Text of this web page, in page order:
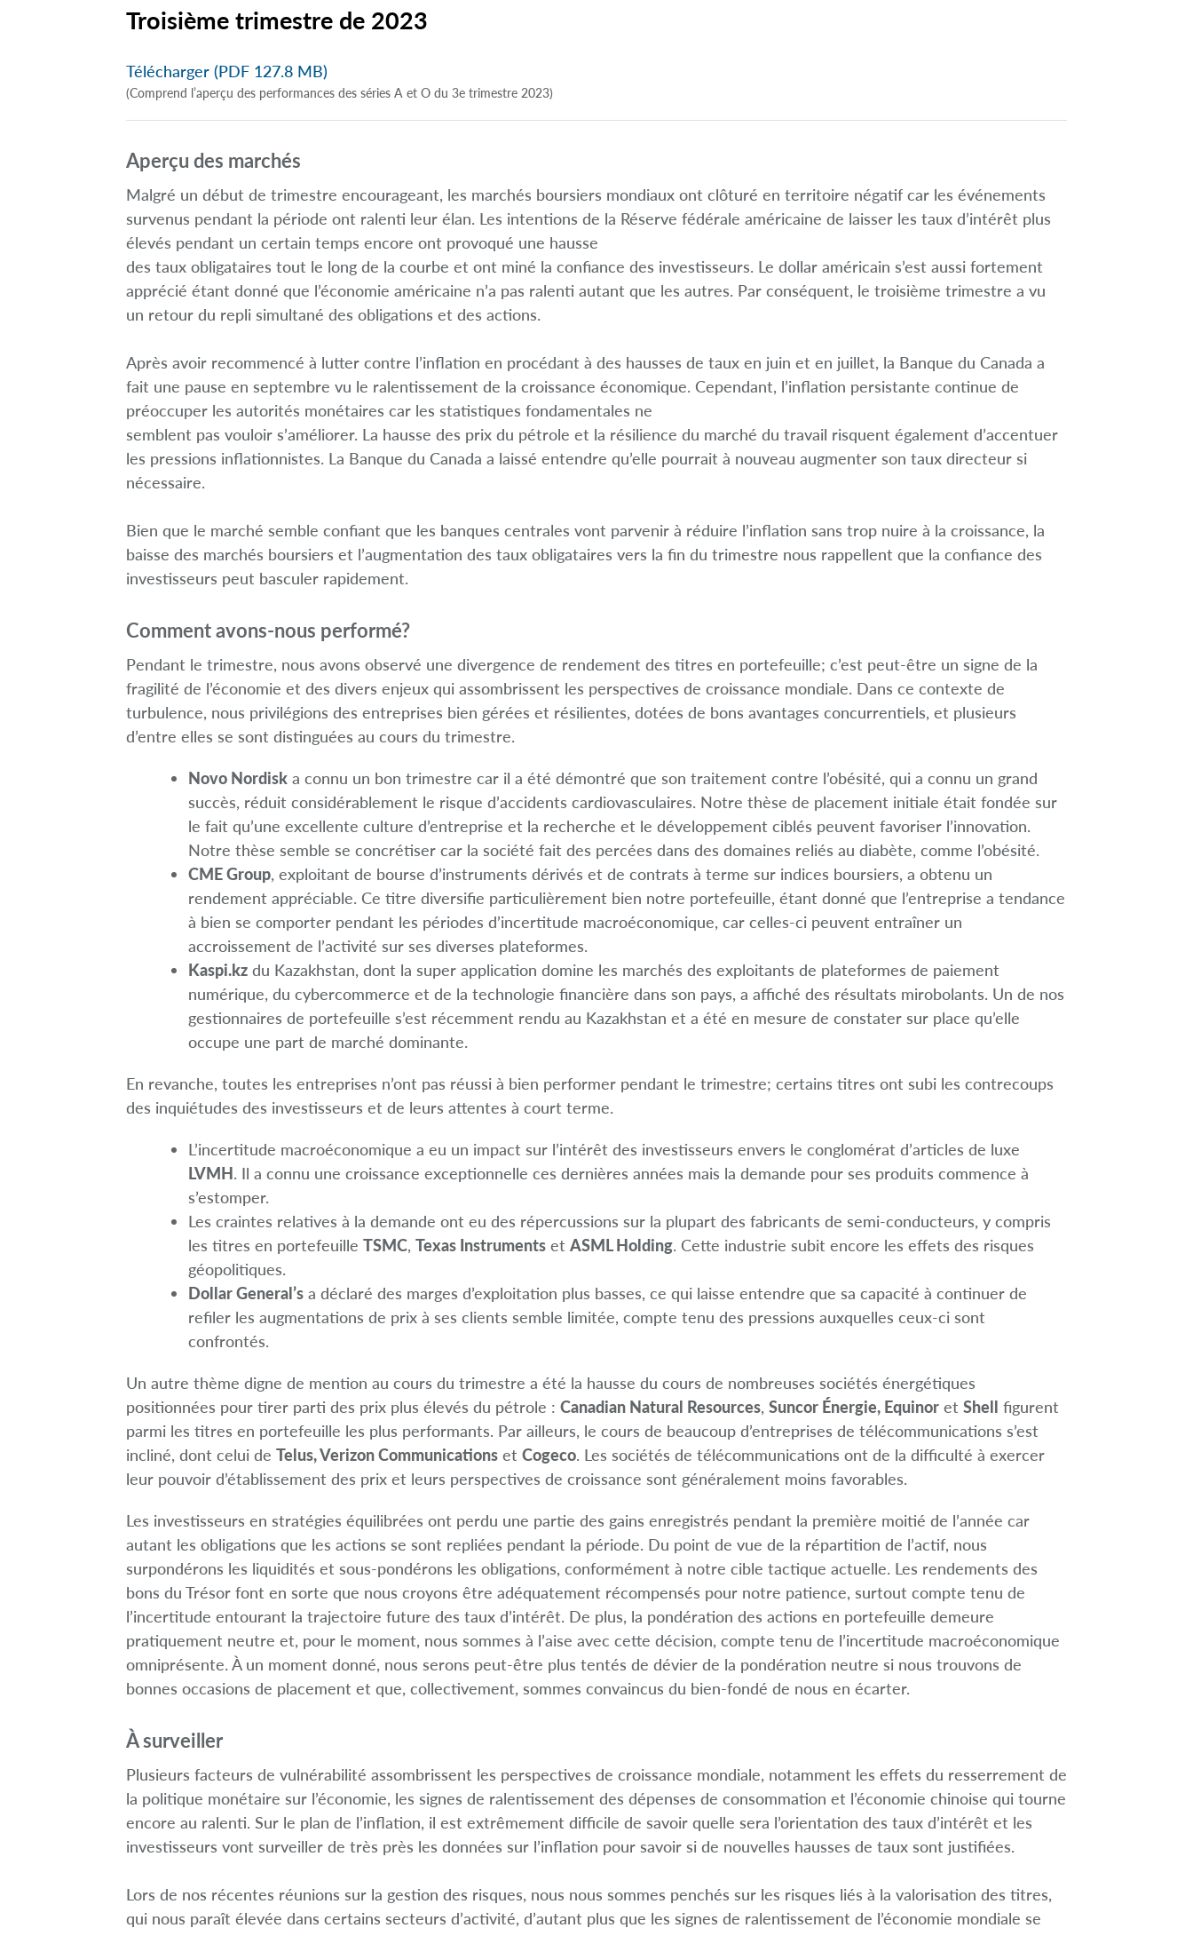
Troisième trimestre de 2023
Télécharger (PDF 127.8 MB)
(Comprend l’aperçu des performances des séries A et O du 3e trimestre 2023)
Aperçu des marchés
Malgré un début de trimestre encourageant, les marchés boursiers mondiaux ont clôturé en territoire négatif car les événements
survenus pendant la période ont ralenti leur élan. Les intentions de la Réserve fédérale américaine de laisser les taux d’intérêt plus
élevés pendant un certain temps encore ont provoqué une hausse
des taux obligataires tout le long de la courbe et ont miné la confiance des investisseurs. Le dollar américain s’est aussi fortement
apprécié étant donné que l’économie américaine n’a pas ralenti autant que les autres. Par conséquent, le troisième trimestre a vu
un retour du repli simultané des obligations et des actions.
Après avoir recommencé à lutter contre l’inflation en procédant à des hausses de taux en juin et en juillet, la Banque du Canada a
fait une pause en septembre vu le ralentissement de la croissance économique. Cependant, l’inflation persistante continue de
préoccuper les autorités monétaires car les statistiques fondamentales ne
semblent pas vouloir s’améliorer. La hausse des prix du pétrole et la résilience du marché du travail risquent également d’accentuer
les pressions inflationnistes. La Banque du Canada a laissé entendre qu’elle pourrait à nouveau augmenter son taux directeur si
nécessaire.
Bien que le marché semble confiant que les banques centrales vont parvenir à réduire l’inflation sans trop nuire à la croissance, la
baisse des marchés boursiers et l’augmentation des taux obligataires vers la fin du trimestre nous rappellent que la confiance des
investisseurs peut basculer rapidement.
Comment avons-nous performé?
Pendant le trimestre, nous avons observé une divergence de rendement des titres en portefeuille; c’est peut-être un signe de la
fragilité de l’économie et des divers enjeux qui assombrissent les perspectives de croissance mondiale. Dans ce contexte de
turbulence, nous privilégions des entreprises bien gérées et résilientes, dotées de bons avantages concurrentiels, et plusieurs
d’entre elles se sont distinguées au cours du trimestre.
Novo Nordisk a connu un bon trimestre car il a été démontré que son traitement contre l’obésité, qui a connu un grand
succès, réduit considérablement le risque d’accidents cardiovasculaires. Notre thèse de placement initiale était fondée sur
le fait qu’une excellente culture d’entreprise et la recherche et le développement ciblés peuvent favoriser l’innovation.
Notre thèse semble se concrétiser car la société fait des percées dans des domaines reliés au diabète, comme l’obésité.
CME Group, exploitant de bourse d’instruments dérivés et de contrats à terme sur indices boursiers, a obtenu un
rendement appréciable. Ce titre diversifie particulièrement bien notre portefeuille, étant donné que l’entreprise a tendance
à bien se comporter pendant les périodes d’incertitude macroéconomique, car celles-ci peuvent entraîner un
accroissement de l’activité sur ses diverses plateformes.
Kaspi.kz du Kazakhstan, dont la super application domine les marchés des exploitants de plateformes de paiement
numérique, du cybercommerce et de la technologie financière dans son pays, a affiché des résultats mirobolants. Un de nos
gestionnaires de portefeuille s’est récemment rendu au Kazakhstan et a été en mesure de constater sur place qu’elle
occupe une part de marché dominante.
En revanche, toutes les entreprises n’ont pas réussi à bien performer pendant le trimestre; certains titres ont subi les contrecoups
des inquiétudes des investisseurs et de leurs attentes à court terme.
L’incertitude macroéconomique a eu un impact sur l’intérêt des investisseurs envers le conglomérat d’articles de luxe
LVMH. Il a connu une croissance exceptionnelle ces dernières années mais la demande pour ses produits commence à
s’estomper.
Les craintes relatives à la demande ont eu des répercussions sur la plupart des fabricants de semi-conducteurs, y compris
les titres en portefeuille TSMC, Texas Instruments et ASML Holding. Cette industrie subit encore les effets des risques
géopolitiques.
Dollar General’s a déclaré des marges d’exploitation plus basses, ce qui laisse entendre que sa capacité à continuer de
refiler les augmentations de prix à ses clients semble limitée, compte tenu des pressions auxquelles ceux-ci sont
confrontés.
Un autre thème digne de mention au cours du trimestre a été la hausse du cours de nombreuses sociétés énergétiques
positionnées pour tirer parti des prix plus élevés du pétrole : Canadian Natural Resources, Suncor Énergie, Equinor et Shell figurent
parmi les titres en portefeuille les plus performants. Par ailleurs, le cours de beaucoup d’entreprises de télécommunications s’est
incliné, dont celui de Telus, Verizon Communications et Cogeco. Les sociétés de télécommunications ont de la difficulté à exercer
leur pouvoir d’établissement des prix et leurs perspectives de croissance sont généralement moins favorables.
Les investisseurs en stratégies équilibrées ont perdu une partie des gains enregistrés pendant la première moitié de l’année car
autant les obligations que les actions se sont repliées pendant la période. Du point de vue de la répartition de l’actif, nous
surpondérons les liquidités et sous-pondérons les obligations, conformément à notre cible tactique actuelle. Les rendements des
bons du Trésor font en sorte que nous croyons être adéquatement récompensés pour notre patience, surtout compte tenu de
l’incertitude entourant la trajectoire future des taux d’intérêt. De plus, la pondération des actions en portefeuille demeure
pratiquement neutre et, pour le moment, nous sommes à l’aise avec cette décision, compte tenu de l’incertitude macroéconomique
omniprésente. À un moment donné, nous serons peut-être plus tentés de dévier de la pondération neutre si nous trouvons de
bonnes occasions de placement et que, collectivement, sommes convaincus du bien-fondé de nous en écarter.
À surveiller
Plusieurs facteurs de vulnérabilité assombrissent les perspectives de croissance mondiale, notamment les effets du resserrement de
la politique monétaire sur l’économie, les signes de ralentissement des dépenses de consommation et l’économie chinoise qui tourne
encore au ralenti. Sur le plan de l’inflation, il est extrêmement difficile de savoir quelle sera l’orientation des taux d’intérêt et les
investisseurs vont surveiller de très près les données sur l’inflation pour savoir si de nouvelles hausses de taux sont justifiées.
Lors de nos récentes réunions sur la gestion des risques, nous nous sommes penchés sur les risques liés à la valorisation des titres,
qui nous paraît élevée dans certains secteurs d’activité, d’autant plus que les signes de ralentissement de l’économie mondiale se